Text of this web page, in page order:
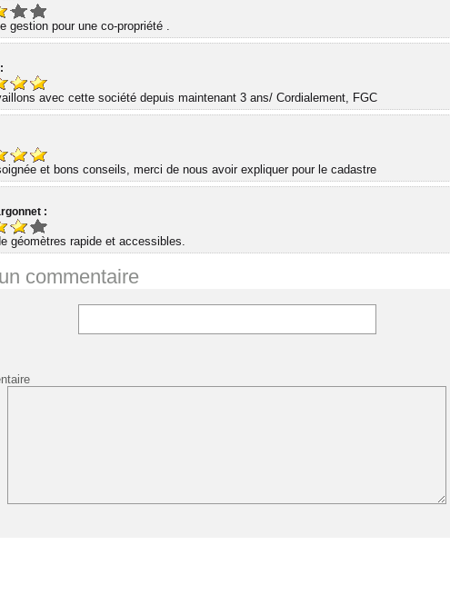
gestion pour une co-propriété .
avec cette société depuis maintenant 3 ans/ Cordialement, FGC
et bons conseils, merci de nous avoir expliquer pour le cadastre
:
géomètres rapide et accessibles.
commentaire